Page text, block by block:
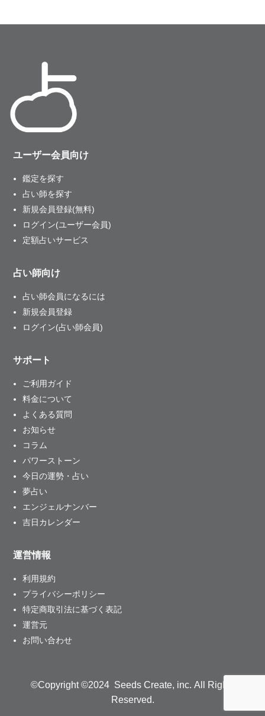
ユーザー会員向け
鑑定を探す
占い師を探す
新規会員登録(無料)
ログイン(ユーザー会員)
定額占いサービス
占い師向け
占い師会員になるには
新規会員登録
ログイン(占い師会員)
サポート
ご利用ガイド
料金について
よくある質問
お知らせ
コラム
パワーストーン
今日の運勢・占い
夢占い
エンジェルナンバー
吉日カレンダー
運営情報
利用規約
プライバシーポリシー
特定商取引法に基づく表記
運営元
お問い合わせ
©Copyright ©2024 Seeds Create, inc. All Rights
Reserved.